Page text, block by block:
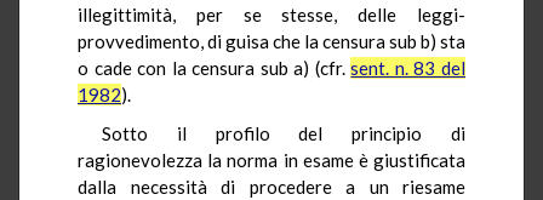
illegittimità, per se stesse, delle leggi-
provvedimento, di guisa che la censura sub b) sta
o cade con la censura sub a) (cfr.sent. n. 83 del
1982).
Sotto il profilo del principio di
ragionevolezza la norma in esame è giustificata
dalla necessità di procedere a un riesame